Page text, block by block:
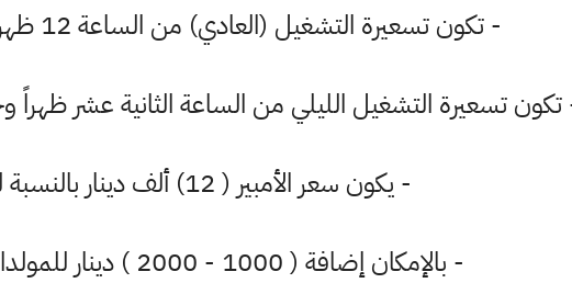
- تكون تسعيرة التشغيل (العادي) من الساعة 12 ظهراً وحتى الساعة 1 ليلاً بـ 6 آلاف دينار
تسعيرة التشغيل الليلي من الساعة الثانية عشر ظهراً وحتى
- يكون سعر الأمبير ( 12) ألف دينار بالنسبة للتشغيل الذهبي 24 ساعة
- بالإمكان إضافة ( 1000 - 2000 ) دينار للمولدات التي ليس لديها حصة وقودية